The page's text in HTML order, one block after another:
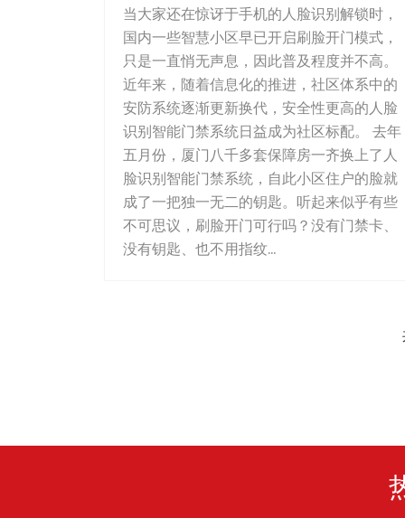
当大家还在惊讶于手机的人脸识别解锁时，
国内一些智慧小区早已开启刷脸开门模式，
只是一直悄无声息，因此普及程度并不高。
近年来，随着信息化的推进，社区体系中的
安防系统逐渐更新换代，安全性更高的人脸
识别智能门禁系统日益成为社区标配。 去年
五月份，厦门八千多套保障房一齐换上了人
脸识别智能门禁系统，自此小区住户的脸就
成了一把独一无二的钥匙。听起来似乎有些
不可思议，刷脸开门可行吗？没有门禁卡、
没有钥匙、也不用指纹...